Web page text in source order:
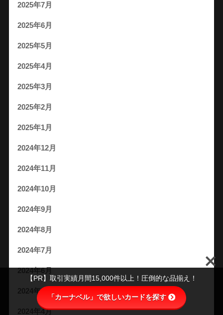
2025年7月
2025年6月
2025年5月
2025年4月
2025年3月
2025年2月
2025年1月
2024年12月
2024年11月
2024年10月
2024年9月
2024年8月
2024年7月
2024年6月
2024年5月
2024年4月
【PR】取引実績月間15,000件以上！圧倒的な品揃え！
「カーナベル」で欲しいカードを探す